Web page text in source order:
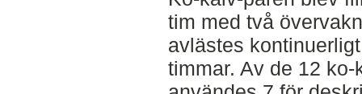
tim med två
avlästes
timmar. Av de 12